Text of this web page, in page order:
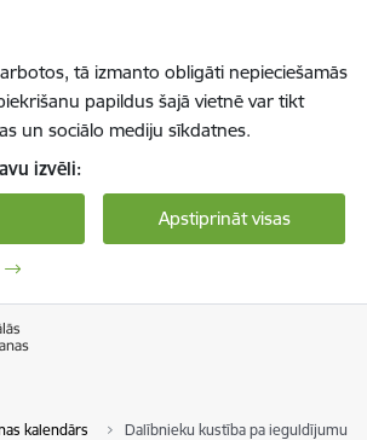
tā izmanto obligāti nepieciešamās
papildus šajā vietnē var tikt
un sociālo mediju sīkdatnes.
izvēli:
Apstiprināt visas
kalendārs Dalībnieku kustība pa ieguldījumu